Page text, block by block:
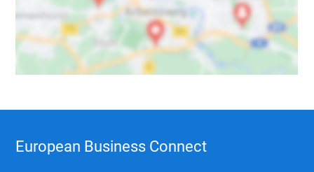
European Business Connect